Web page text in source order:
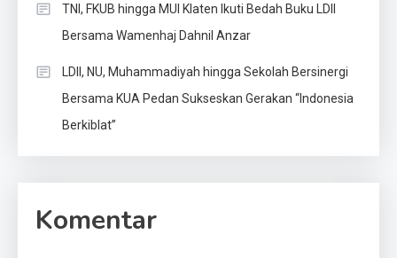
TNI, FKUB hingga MUI Klaten Ikuti Bedah Buku LDII
Bersama Wamenhaj Dahnil Anzar
LDII, NU, Muhammadiyah hingga Sekolah Bersinergi
Bersama KUA Pedan Sukseskan Gerakan “Indonesia
Berkiblat”
Komentar